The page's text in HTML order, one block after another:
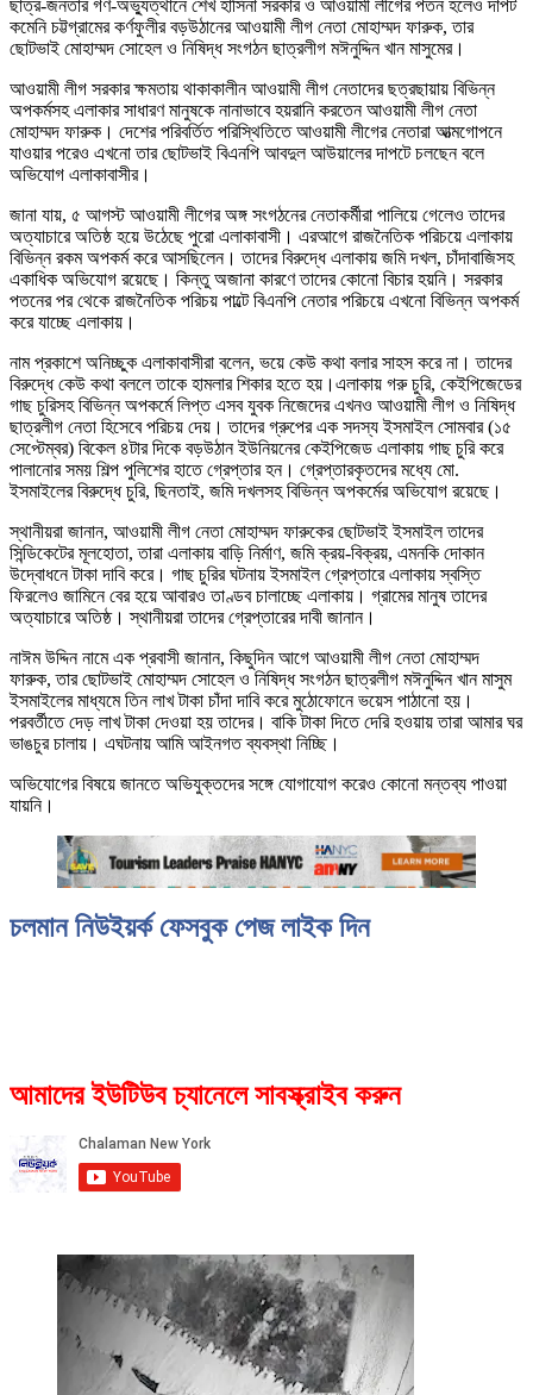
ছাত্র-জনতার গণ-অভ্যুত্থানে শেখ হাসিনা সরকার ও আওয়ামী লীগের পতন হলেও দাপট
কমেনি চট্টগ্রামের কর্ণফুলীর বড়উঠানের আওয়ামী লীগ নেতা মোহাম্মদ ফারুক, তার
ছোটভাই মোহাম্মদ সোহেল ও নিষিদ্ধ সংগঠন ছাত্রলীগ মঈনুদ্দিন খান মাসুমের।
আওয়ামী লীগ সরকার ক্ষমতায় থাকাকালীন আওয়ামী লীগ নেতাদের ছত্রছায়ায় বিভিন্ন
অপকর্মসহ এলাকার সাধারণ মানুষকে নানাভাবে হয়রানি করতেন আওয়ামী লীগ নেতা
মোহাম্মদ ফারুক। দেশের পরিবর্তিত পরিস্থিতিতে আওয়ামী লীগের নেতারা আত্মগোপনে
যাওয়ার পরেও এখনো তার ছোটভাই বিএনপি আবদুল আউয়ালের দাপটে চলছেন বলে
অভিযোগ এলাকাবাসীর।
জানা যায়, ৫ আগস্ট আওয়ামী লীগের অঙ্গ সংগঠনের নেতাকর্মীরা পালিয়ে গেলেও তাদের
অত্যাচারে অতিষ্ঠ হয়ে উঠেছে পুরো এলাকাবাসী। এরআগে রাজনৈতিক পরিচয়ে এলাকায়
বিভিন্ন রকম অপকর্ম করে আসছিলেন। তাদের বিরুদ্ধে এলাকায় জমি দখল, চাঁদাবাজিসহ
একাধিক অভিযোগ রয়েছে। কিন্তু অজানা কারণে তাদের কোনো বিচার হয়নি। সরকার
পতনের পর থেকে রাজনৈতিক পরিচয় পাল্টে বিএনপি নেতার পরিচয়ে এখনো বিভিন্ন অপকর্ম
করে যাচ্ছে এলাকায়।
নাম প্রকাশে অনিচ্ছুক এলাকাবাসীরা বলেন, ভয়ে কেউ কথা বলার সাহস করে না। তাদের
বিরুদ্ধে কেউ কথা বললে তাকে হামলার শিকার হতে হয়।এলাকায় গরু চুরি, কেইপিজেডের
গাছ চুরিসহ বিভিন্ন অপকর্মে লিপ্ত এসব যুবক নিজেদের এখনও আওয়ামী লীগ ও নিষিদ্ধ
ছাত্রলীগ নেতা হিসেবে পরিচয় দেয়। তাদের গ্রুপের এক সদস্য ইসমাইল সোমবার (১৫
সেপ্টেম্বর) বিকেল ৪টার দিকে বড়উঠান ইউনিয়নের কেইপিজেড এলাকায় গাছ চুরি করে
পালানোর সময় শিল্প পুলিশের হাতে গ্রেপ্তার হন। গ্রেপ্তারকৃতদের মধ্যে মো.
ইসমাইলের বিরুদ্ধে চুরি, ছিনতাই, জমি দখলসহ বিভিন্ন অপকর্মের অভিযোগ রয়েছে।
স্থানীয়রা জানান, আওয়ামী লীগ নেতা মোহাম্মদ ফারুকের ছোটভাই ইসমাইল তাদের
সিন্ডিকেটের মূলহোতা, তারা এলাকায় বাড়ি নির্মাণ, জমি ক্রয়-বিক্রয়, এমনকি দোকান
উদ্বোধনে টাকা দাবি করে। গাছ চুরির ঘটনায় ইসমাইল গ্রেপ্তারে এলাকায় স্বস্তি
ফিরলেও জামিনে বের হয়ে আবারও তাণ্ডব চালাচ্ছে এলাকায়। গ্রামের মানুষ তাদের
অত্যাচারে অতিষ্ঠ। স্থানীয়রা তাদের গ্রেপ্তারের দাবী জানান।
নাঈম উদ্দিন নামে এক প্রবাসী জানান, কিছুদিন আগে আওয়ামী লীগ নেতা মোহাম্মদ
ফারুক, তার ছোটভাই মোহাম্মদ সোহেল ও নিষিদ্ধ সংগঠন ছাত্রলীগ মঈনুদ্দিন খান মাসুম
ইসমাইলের মাধ্যমে তিন লাখ টাকা চাঁদা দাবি করে মুঠোফোনে ভয়েস পাঠানো হয়।
পরবর্তীতে দেড় লাখ টাকা দেওয়া হয় তাদের। বাকি টাকা দিতে দেরি হওয়ায় তারা আমার ঘর
ভাঙচুর চালায়। এঘটনায় আমি আইনগত ব্যবস্থা নিচ্ছি।
অভিযোগের বিষয়ে জানতে অভিযুক্তদের সঙ্গে যোগাযোগ করেও কোনো মন্তব্য পাওয়া
যায়নি।
চলমান নিউইয়র্ক ফেসবুক পেজ লাইক দিন
আমাদের ইউটিউব চ্যানেলে সাবস্ক্রাইব করুন